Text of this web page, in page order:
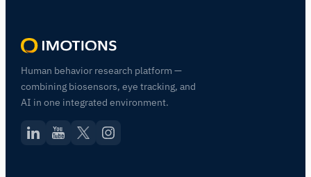
Human behavior research platform —
combining biosensors, eye tracking, and
AI in one integrated environment.